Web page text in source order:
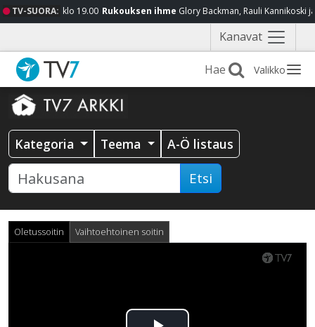
TV-SUORA: klo 19.00 Rukouksen ihme Glory Backman, Rauli Kannikoski
Kanavat Näytä
valikko
Valikko
Kategoria Teema A-Ö listaus
Etsi
Oletussoitin Vaihtoehtoinen soitin